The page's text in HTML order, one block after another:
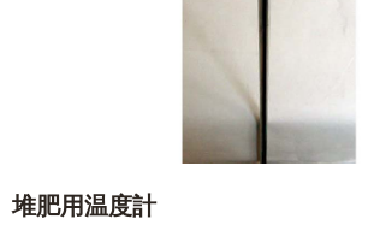
堆肥用温度計